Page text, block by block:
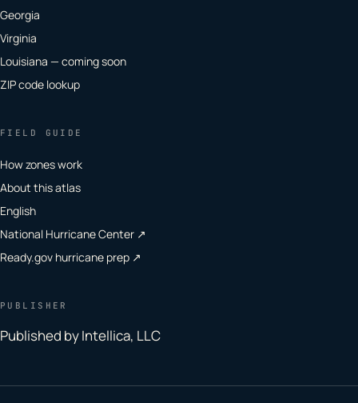
Georgia
Virginia
Louisiana — coming soon
ZIP code lookup
FIELD GUIDE
How zones work
About this atlas
English
National Hurricane Center ↗
Ready.gov hurricane prep ↗
PUBLISHER
Published by Intellica, LLC